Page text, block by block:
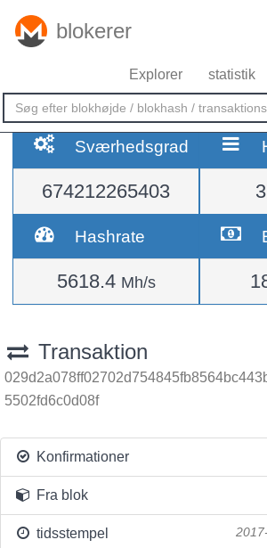
blokerer
Explorer statistik
Sværhedsgrad
674212265403
Hashrate
5618.4 Mh/s
Transaktion
5502fd6c0d08f
Konfirmationer
Fra blok
tidsstempel